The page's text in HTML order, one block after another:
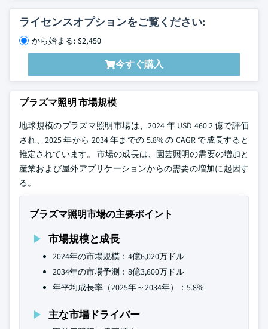
ライセンスオプションをご覧ください:
から始まる: $2,450
今すぐ購入
プラズマ照明 市場規模
地球規模のプラズマ照明市場は、2024 年 USD 460.2 億で評価
され、2025 年から 2034 年までの 5.8% の CAGR で成長すると
推定されています。 市場の成長は、園芸照明の需要の増加と
産業および屋外アプリケーションからの需要の増加に起因す
る。
プラズマ照明市場の主要ポイント
市場規模と成長
2024年の市場規模：4億6,020万ドル
2034年の市場予測：8億3,600万ドル
年平均成長率（2025年～2034年）：5.8%
主な市場ドライバー